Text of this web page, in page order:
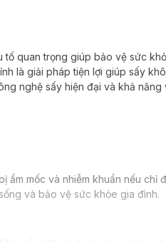
quan trọng giúp bảo vệ sức
là giải pháp tiện lợi giúp sấy
nghệ sấy hiện đại và khả năng
mốc và nhiễm khuẩn nếu chỉ
và bảo vệ sức khỏe gia đình.